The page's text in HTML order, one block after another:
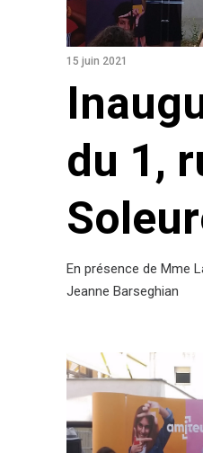
15 juin 2021
du 1,
En présence de Mme
Jeanne Barseghian